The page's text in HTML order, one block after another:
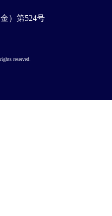
）第524号
reserved.